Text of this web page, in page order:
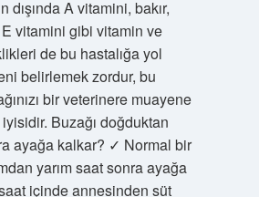
dışında A vitamini, bakır,
vitamini gibi vitamin ve
de bu hastalığa yol
belirlemek zordur, bu
bir veterinere muayene
Buzağı doğduktan
ayağa kalkar? ✓ Normal bir
yarım saat sonra ayağa
içinde annesinden süt